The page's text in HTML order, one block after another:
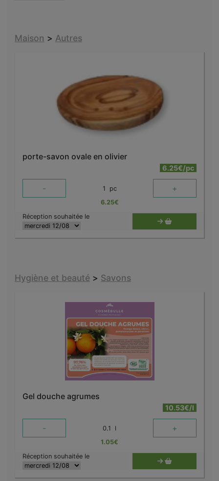
Maison > Autres
porte-savon ovale en olivier
6.25€/pc
- 1 pc +
6.25€
Réception souhaitée le
Hygiène et beauté > Savons
Gel douche agrumes
10.53€/l
- 0.1 l +
1.05€
Réception souhaitée le